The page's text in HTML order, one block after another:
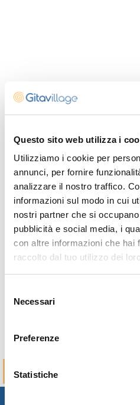
Questo sito web utilizza i
Utilizziamo i cookie per
annunci, per fornire
analizzare il nostro traffico.
informazioni sul modo in cui
nostri partner che si
pubblicità e social media, i
con altre informazioni che hai
raccolto dal tuo utilizzo dei
delNecessari
Preferenze
Statistiche
Melden Sie
BUCH